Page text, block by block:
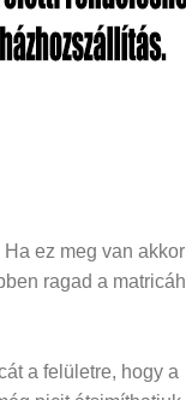
ez meg van akkor
ragad a
a felületre, hogy a